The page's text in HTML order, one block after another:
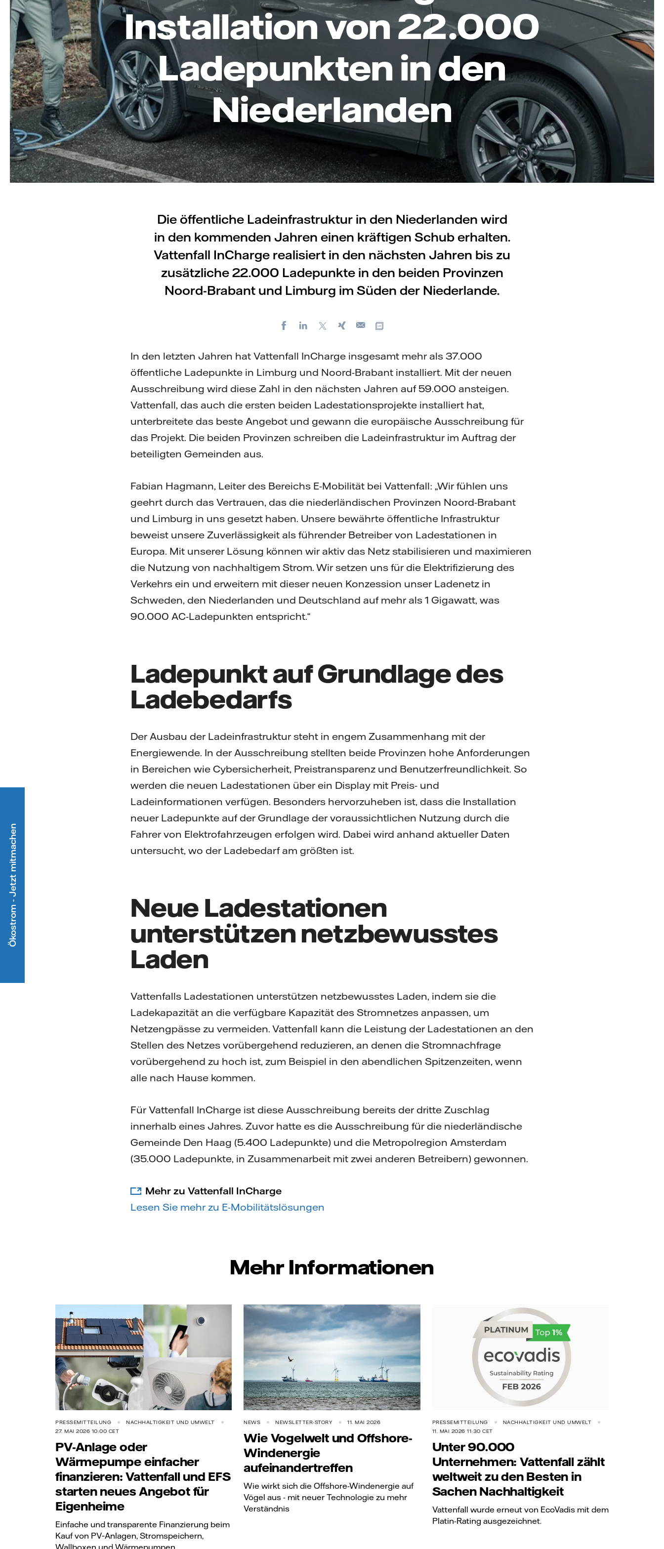
Installation von 22.000
Ladepunkten in den
Niederlanden
Die öffentliche Ladeinfrastruktur in den Niederlanden wird
in den kommenden Jahren einen kräftigen Schub erhalten.
Vattenfall InCharge realisiert in den nächsten Jahren bis zu
zusätzliche 22.000 Ladepunkte in den beiden Provinzen
Noord-Brabant und Limburg im Süden der Niederlande.
FacebookLinkedIn Xing
E-
In den letzten Jahren hat Vattenfall InCharge insgesamt mehr als 37.000
öffentliche Ladepunkte in Limburg und Noord-Brabant installiert. Mit der neuen
Ausschreibung wird diese Zahl in den nächsten Jahren auf 59.000 ansteigen.
Vattenfall, das auch die ersten beiden Ladestationsprojekte installiert hat,
unterbreitete das beste Angebot und gewann die europäische Ausschreibung für
das Projekt. Die beiden Provinzen schreiben die Ladeinfrastruktur im Auftrag der
beteiligten Gemeinden aus.
Fabian Hagmann, Leiter des Bereichs E-Mobilität bei Vattenfall: „Wir fühlen uns
geehrt durch das Vertrauen, das die niederländischen Provinzen Noord-Brabant
und Limburg in uns gesetzt haben. Unsere bewährte öffentliche Infrastruktur
beweist unsere Zuverlässigkeit als führender Betreiber von Ladestationen in
Europa. Mit unserer Lösung können wir aktiv das Netz stabilisieren und maximieren
die Nutzung von nachhaltigem Strom. Wir setzen uns für die Elektrifizierung des
Verkehrs ein und erweitern mit dieser neuen Konzession unser Ladenetz in
Schweden, den Niederlanden und Deutschland auf mehr als 1 Gigawatt, was
90.000 AC-Ladepunkten entspricht.“
Ladepunkt auf Grundlage des
Ladebedarfs
Der Ausbau der Ladeinfrastruktur steht in engem Zusammenhang mit der
Energiewende. In der Ausschreibung stellten beide Provinzen hohe Anforderungen
in Bereichen wie Cybersicherheit, Preistransparenz und Benutzerfreundlichkeit. So
werden die neuen Ladestationen über ein Display mit Preis- und
Ladeinformationen verfügen. Besonders hervorzuheben ist, dass die Installation
neuer Ladepunkte auf der Grundlage der voraussichtlichen Nutzung durch die
Fahrer von Elektrofahrzeugen erfolgen wird. Dabei wird anhand aktueller Daten
untersucht, wo der Ladebedarf am größten ist.
Neue Ladestationen
unterstützen netzbewusstes
Laden
Vattenfalls Ladestationen unterstützen netzbewusstes Laden, indem sie die
Ladekapazität an die verfügbare Kapazität des Stromnetzes anpassen, um
Netzengpässe zu vermeiden. Vattenfall kann die Leistung der Ladestationen an den
Stellen des Netzes vorübergehend reduzieren, an denen die Stromnachfrage
vorübergehend zu hoch ist, zum Beispiel in den abendlichen Spitzenzeiten, wenn
alle nach Hause kommen.
Für Vattenfall InCharge ist diese Ausschreibung bereits der dritte Zuschlag
innerhalb eines Jahres. Zuvor hatte es die Ausschreibung für die niederländische
Gemeinde Den Haag (5.400 Ladepunkte) und die Metropolregion Amsterdam
(35.000 Ladepunkte, in Zusammenarbeit mit zwei anderen Betreibern) gewonnen.
Mehr zu Vattenfall InCharge
Lesen Sie mehr zu E-Mobilitätslösungen
Mehr Informationen
PRESSEMITTEILUNG
NACHHALTIGKEIT UND UMWELT
27. MAI 2026 10:00 CET
PV-Anlage oder
Wärmepumpe einfacher
finanzieren: Vattenfall und EFS
starten neues Angebot für
Eigenheime
Einfache und transparente Finanzierung beim
Kauf von PV‑Anlagen, Stromspeichern,
Wallboxen und Wärmepumpen.
NEWS NEWSLETTER-STORY 11. MAI 2026
Wie Vogelwelt und Offshore-
Windenergie
aufeinandertreffen
Wie wirkt sich die Offshore-Windenergie auf
Vögel aus - mit neuer Technologie zu mehr
Verständnis
PRESSEMITTEILUNG
NACHHALTIGKEIT UND UMWELT
11. MAI 2026 11:30 CET
Unter 90.000
Unternehmen: Vattenfall zählt
weltweit zu den Besten in
Sachen Nachhaltigkeit
Vattenfall wurde erneut von EcoVadis mit dem
Platin-Rating ausgezeichnet.
Ökostrom - Jetzt mitmachen